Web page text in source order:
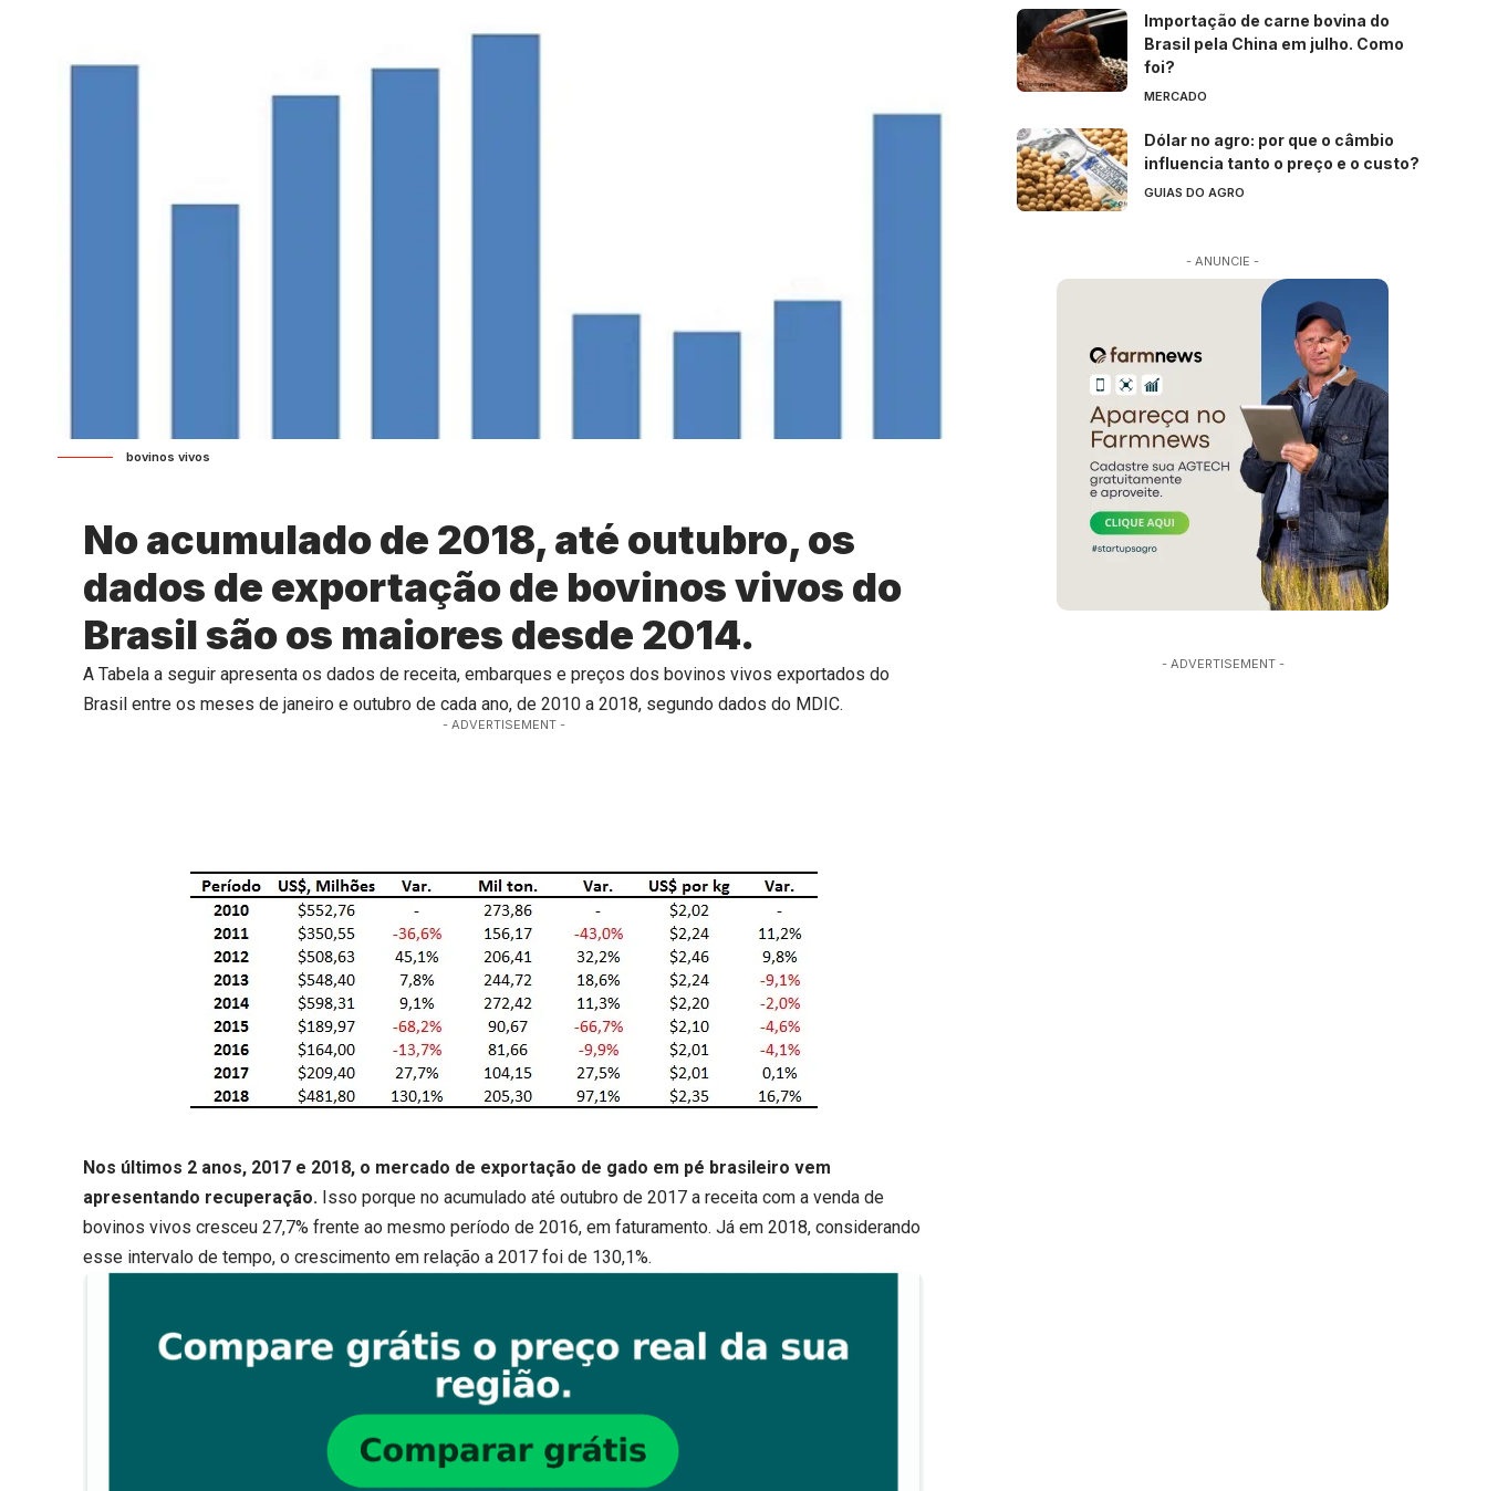
bovinos vivos
No acumulado de 2018, até outubro, os
dados de exportação de bovinos vivos do
Brasil são os maiores desde 2014.
A Tabela a seguir apresenta os dados de receita, embarques e preços dos bovinos vivos exportados do
Brasil entre os meses de janeiro e outubro de cada ano, de 2010 a 2018, segundo dados do MDIC.
- ADVERTISEMENT -
Nos últimos 2 anos, 2017 e 2018, o mercado de exportação de gado em pé brasileiro vem
apresentando recuperação. Isso porque no acumulado até outubro de 2017 a receita com a venda de
bovinos vivos cresceu 27,7% frente ao mesmo período de 2016, em faturamento. Já em 2018, considerando
esse intervalo de tempo, o crescimento em relação a 2017 foi de 130,1%.
Importação de carne bovina do
Brasil pela China em julho. Como
foi?
MERCADO
Dólar no agro: por que o câmbio
influencia tanto o preço e o custo?
GUIAS DO AGRO
- ANUNCIE -
- ADVERTISEMENT -